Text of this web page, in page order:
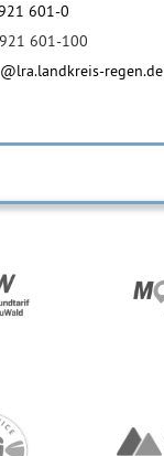
601-0
601-100
regen.de